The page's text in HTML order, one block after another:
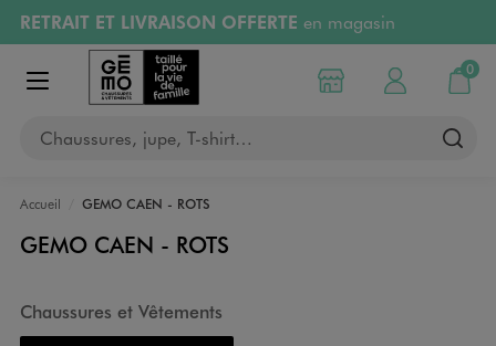
Aller au contenu principal
Aller à la navigation
RETRAIT ET LIVRAISON OFFERTE en magasin
Retours OFFERTSpendant 30 jours
PAYEZ EN 3x SANS FRAIS
RÉSERVATION GRATUITE
Afficher le menu
Chaussures, jupe, T-shirt…
Choisir mon magasin
Mon compte
0
Mon
Accueil GEMO CAEN - ROTS
GEMO CAEN - ROTS
Chaussures et Vêtements